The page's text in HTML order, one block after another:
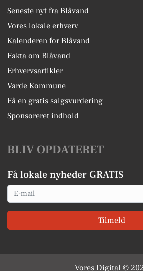
Seneste nyt fra Blåvand
Vores lokale erhverv
Kalenderen for Blåvand
Fakta om Blåvand
Erhvervsartikler
Varde Kommune
Få en gratis salgsvurdering
Sponsoreret indhold
BLIV OPDATERET
Få lokale nyheder GRATIS
Email
Tilmeld
Vores Digital ©